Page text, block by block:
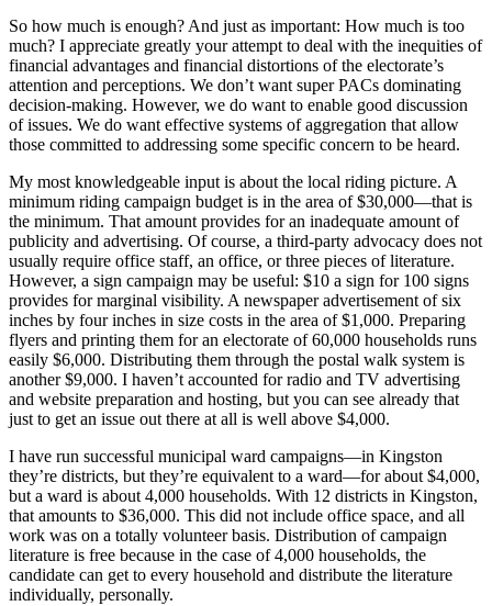
So how much is enough? And just as important: How much is too
much? I appreciate greatly your attempt to deal with the inequities of
financial advantages and financial distortions of the electorate’s
attention and perceptions. We don’t want super PACs dominating
decision-making. However, we do want to enable good discussion
of issues. We do want effective systems of aggregation that allow
those committed to addressing some specific concern to be heard.
My most knowledgeable input is about the local riding picture. A
minimum riding campaign budget is in the area of $30,000—that is
the minimum. That amount provides for an inadequate amount of
publicity and advertising. Of course, a third-party advocacy does not
usually require office staff, an office, or three pieces of literature.
However, a sign campaign may be useful: $10 a sign for 100 signs
provides for marginal visibility. A newspaper advertisement of six
inches by four inches in size costs in the area of $1,000. Preparing
flyers and printing them for an electorate of 60,000 households runs
easily $6,000. Distributing them through the postal walk system is
another $9,000. I haven’t accounted for radio and TV advertising
and website preparation and hosting, but you can see already that
just to get an issue out there at all is well above $4,000.
I have run successful municipal ward campaigns—in Kingston
they’re districts, but they’re equivalent to a ward—for about $4,000,
but a ward is about 4,000 households. With 12 districts in Kingston,
that amounts to $36,000. This did not include office space, and all
work was on a totally volunteer basis. Distribution of campaign
literature is free because in the case of 4,000 households, the
candidate can get to every household and distribute the literature
individually, personally.